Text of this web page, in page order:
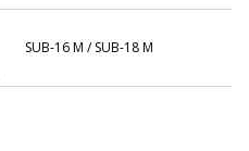
SUB-16 M / SUB-18 M